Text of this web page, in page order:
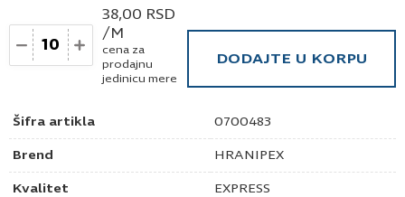
Šifra artikla 0700483
Brend HRANIPEX
Kvalitet EXPRESS
Količina
38,00 RSD
/M
cena za
prodajnu
jedinicu mere
DODAJTE U KORPU